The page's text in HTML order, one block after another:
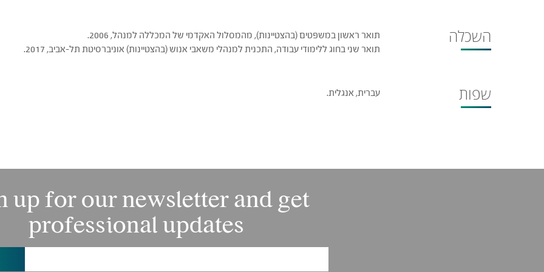
השכלה
תואר ראשון במשפטים (בהצטיינות), מהמסלול האקדמי של המכללה למנהל, 2006.
תואר שני בחוג ללימודי עבודה, התכנית למנהלי משאבי אנוש (בהצטיינות) אוניברסיטת תל-אביב, 2017.
שפות עברית, אנגלית.
up for our newsletter and get
professional updates